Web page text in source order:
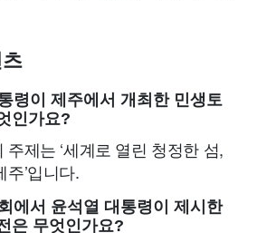
령이 제주에서 개최한 민생토
인가요?
제는 ‘세계로 열린 청정한 섬,
’입니다.
에서 윤석열 대통령이 제시한
은 무엇인가요?